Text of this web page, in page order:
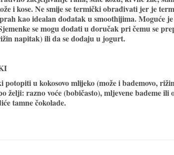
i kose. Ne smije se termički obrađivati jer je
kao idealan dodatak u smoothijima. Moguće
se mogu dodati u doručak pri čemu se
napitak) ili da se dodaju u jogurt.
potopiti u kokosovo mlijeko (može i bademovo,
želji: razno voće (bobičasto), mljevene bademe
tamne čokolade.